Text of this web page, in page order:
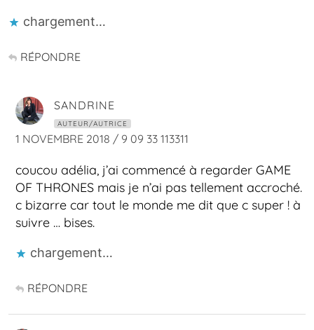
chargement…
RÉPONDRE
SANDRINE
AUTEUR/AUTRICE
1 NOVEMBRE 2018 / 9 09 33 113311
coucou adélia, j’ai commencé à regarder GAME
OF THRONES mais je n’ai pas tellement accroché.
c bizarre car tout le monde me dit que c super ! à
suivre … bises.
chargement…
RÉPONDRE